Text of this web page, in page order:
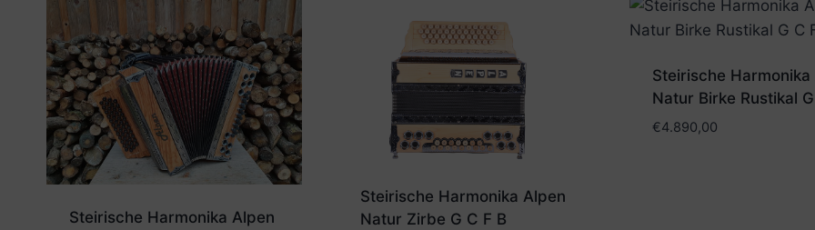
Steirische Harmonika Alpen
Steirische Harmonika Alpen
Natur Zirbe G C F B
Steirische Harmonika
Natur Birke Rustikal
€4.890,00